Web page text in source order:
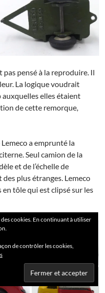
pensé à la reproduire. Il
La logique voudrait
auxquelles elles étaient
de cette remorque,
a emprunté la
Seul camion de la
et de l’échelle de
plus étranges. Lemeco
en tôle qui est clipsé sur les
cookies. En continuant à utiliser
de contrôler les cookies,